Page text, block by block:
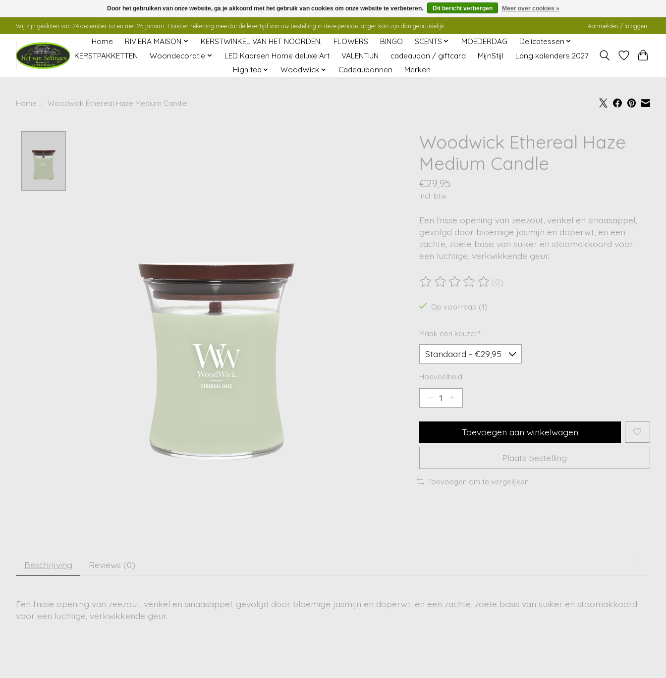
Wij zijn gesloten van 24 december tot en met 25 januari. Houd er rekening mee dat de levertijd van uw bestelling in deze periode langer kan zijn dan gebruikelijk. Aanmelden / Inloggen
Home RIVIERA MAISON KERSTWINKEL VAN HET NOORDEN. FLOWERS BINGO SCENTS MOEDERDAG
Delicatessen
KERSTPAKKETTEN
Woondecoratie LED Kaarsen Home deluxe Art VALENTIJN cadeaubon / giftcard MijnStijl
Lang kalenders 2027
High tea
WoodWick Cadeaubonnen Merken
Home Woodwick Ethereal Haze Medium Candle
Woodwick Ethereal Haze
Medium Candle
€29,95
Incl. btw
Een frisse opening van zeezout, venkel en sinaasappel,
gevolgd door bloemige jasmijn en doperwt, en een
zachte, zoete basis van suiker en stoomakkoord voor
een luchtige, verkwikkende geur.
De beoordeling van dit product is
(0)
Op voorraad (1)
Maak een keuze: *
Hoeveelheid:
Toevoegen aan winkelwagen
Plaats bestelling
Toevoegen om te vergelijken
Beschrijving Reviews (0)
Een frisse opening van zeezout, venkel en sinaasappel, gevolgd door bloemige jasmijn en doperwt, en een zachte, zoete basis van suiker en stoomakkoord
voor een luchtige, verkwikkende geur.
Door het gebruiken van onze website, ga je akkoord met het gebruik van cookies om onze website te verbeteren. Dit bericht verbergen Meer over cookies »